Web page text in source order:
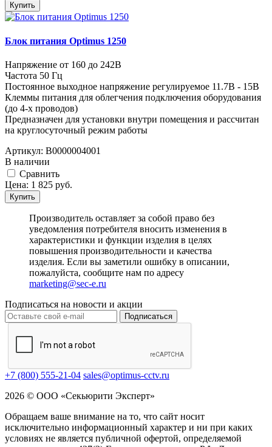
Купить
Блок питания Optimus 1250
Напряжение от 160 до 242В
Частота 50 Гц
Постоянное выходное напряжение регулируемое 11.7В - 15В
Клеммы питания для облегчения подключения оборудования
(до 4-х проводов)
Предназначен для установки внутри помещения и рассчитан
на круглосуточный режим работы
Артикул: В0000004001
В наличии
Cравнить
Цена: 1 825 руб.
Купить
Производитель оставляет за собой право без
уведомления потребителя вносить изменения в
характеристики и функции изделия в целях
повышения производительности и качества
изделия. Если вы заметили ошибку в описании,
пожалуйста, сообщите нам по адресу
marketing@sec-e.ru
Подписаться на новости и акции
Подписаться
+7 (800) 555-21-04 sales@optimus-cctv.ru
2026 © ООО «Секьюрити Эксперт»
Обращаем ваше внимание на то, что сайт носит
исключительно информационный характер и ни при каких
условиях не является публичной офертой, определяемой